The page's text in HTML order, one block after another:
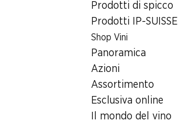
Prodotti di spicco
Prodotti IP-SUISSE
Shop Vini
Panoramica
Azioni
Assortimento
Esclusiva online
Il mondo del vino
Orari di apertura